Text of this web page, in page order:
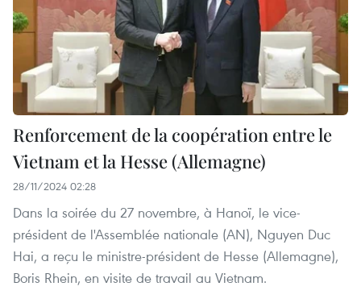
Renforcement de la coopération entre le
Vietnam et la Hesse (Allemagne)
28/11/2024 02:28
Dans la soirée du 27 novembre, à Hanoï, le vice-
président de l'Assemblée nationale (AN), Nguyen Duc
Hai, a reçu le ministre-président de Hesse (Allemagne),
Boris Rhein, en visite de travail au Vietnam.